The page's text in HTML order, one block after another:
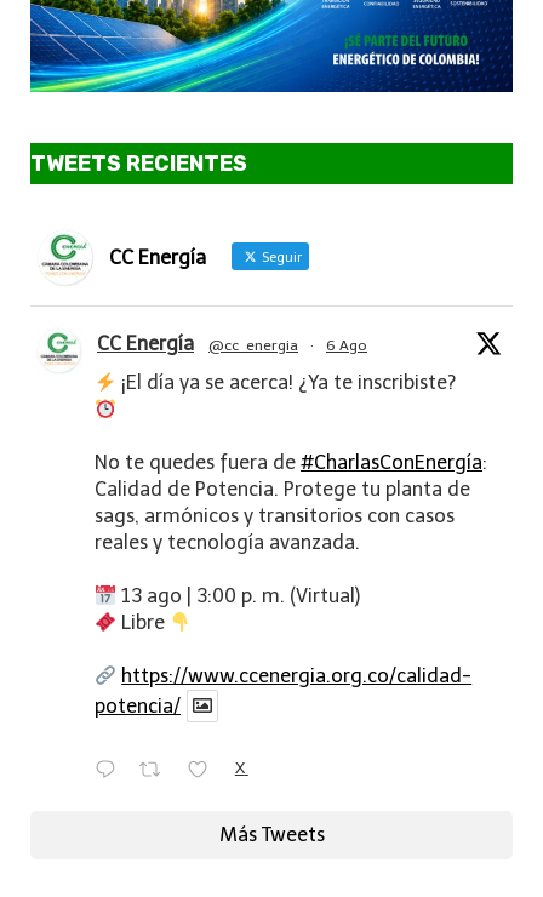
TWEETS RECIENTES
CC Energía Seguir
CC Energía @cc_energia · 6 Ago
¡El día ya se acerca! ¿Ya te inscribiste?
No te quedes fuera de #CharlasConEnergía:
Calidad de Potencia. Protege tu planta de
sags, armónicos y transitorios con casos
reales y tecnología avanzada.
13 ago | 3:00 p. m. (Virtual)
Libre
https://www.ccenergia.org.co/calidad-
potencia/
X
Más Tweets